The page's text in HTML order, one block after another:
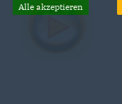
Alle akzeptieren